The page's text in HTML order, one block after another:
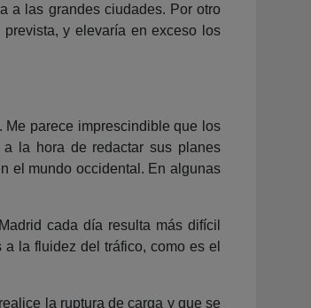
a las grandes ciudades. Por otro
y elevaría en exceso los
parece imprescindible que los
a la hora de redactar sus planes
el mundo occidental. En algunas
cada día resulta más difícil
la fluidez del tráfico, como es el
la ruptura de carga y que se